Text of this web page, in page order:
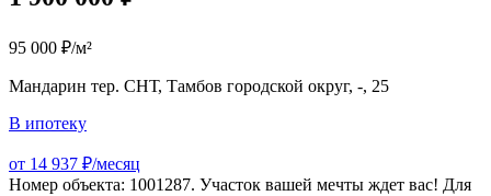
95 000 ₽/м²
Мандарин тер. СНТ, Тамбов городской округ, -, 25
В ипотеку
от 14 937 ₽/месяц
Номер объекта: 1001287. Участок вашей мечты ждет вас! Для